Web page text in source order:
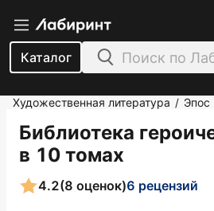
Каталог
Художественная литература / Эпос
Библиотека
в 10 томах
4.2(8 оценок)6 рецензий